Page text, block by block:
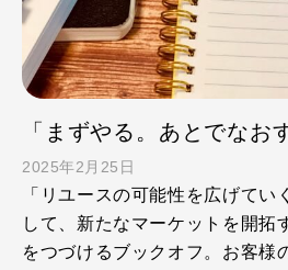
2025年2月25日
「リユースの可能性を広げてい
して、新たなマーケットを開拓
をつづけるブックオフ。お客様